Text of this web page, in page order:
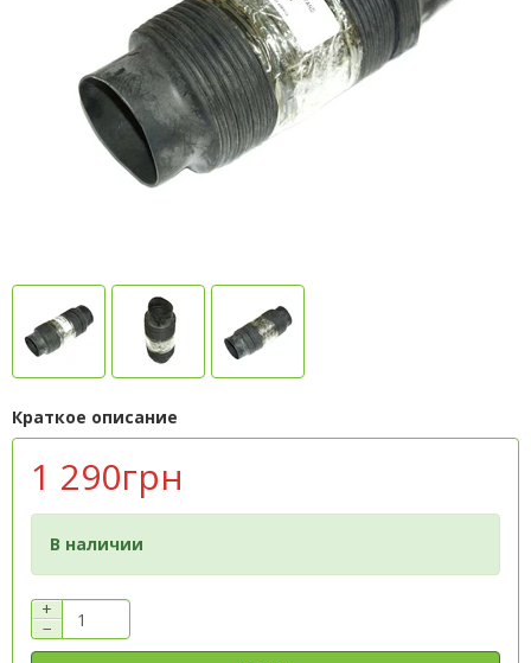
Краткое описание
1 290грн
В наличии
+
−